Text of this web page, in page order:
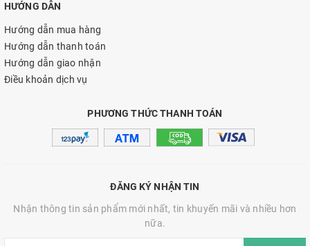
HƯỚNG DẪN
Hướng dẫn mua hàng
Hướng dẫn thanh toán
Hướng dẫn giao nhận
Điều khoản dịch vụ
PHƯƠNG THỨC THANH TOÁN
ĐĂNG KÝ NHẬN TIN
Nhận thông tin sản phẩm mới nhất, tin khuyến mãi và nhiều hơn
nữa.